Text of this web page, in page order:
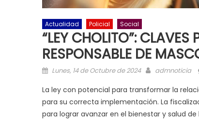
Actualidad Policial Social
“LEY CHOLITO”:
RESPONSABLE DE
Posted on
Lunes, 14 de Octubre de 2024 Author
admnoticia
La ley con potencial para transformar la
para su correcta implementación. La
para lograr avanzar en el bienestar y salud